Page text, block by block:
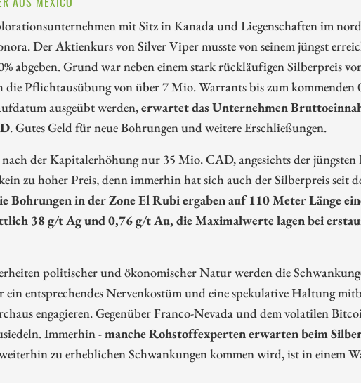
mit Sitz in Kanada und Liegenschaften im
Der Aktienkurs von Silver Viper musste von seinem jüngst
abgeben. Grund war neben einem stark rückläufigen Silberpreis
die Pflichtausübung von über 7 Mio. Warrants bis zum kommenden
ausgeübt werden,erwartet das Unternehmen
. Gutes Geld für neue Bohrungen und weitere Erschließungen.
der Kapitalerhöhung nur 35 Mio. CAD, angesichts der jüngsten
zu hoher Preis, denn immerhin hat sich auch der Silberpreis seit
Bohrungen in der Zone El Rubi ergaben auf 110 Meter Länge
38 g/t Ag und 0,76 g/t Au, die Maximalwerte lagen bei
politischer und ökonomischer Natur werden die
entsprechendes Nervenkostüm und eine spekulative Haltung
engagieren. Gegenüber Franco-Nevada und dem volatilen
Immerhin -manche Rohstoffexperten erwarten beim
weiterhin zu erheblichen Schwankungen kommen wird, ist in einem